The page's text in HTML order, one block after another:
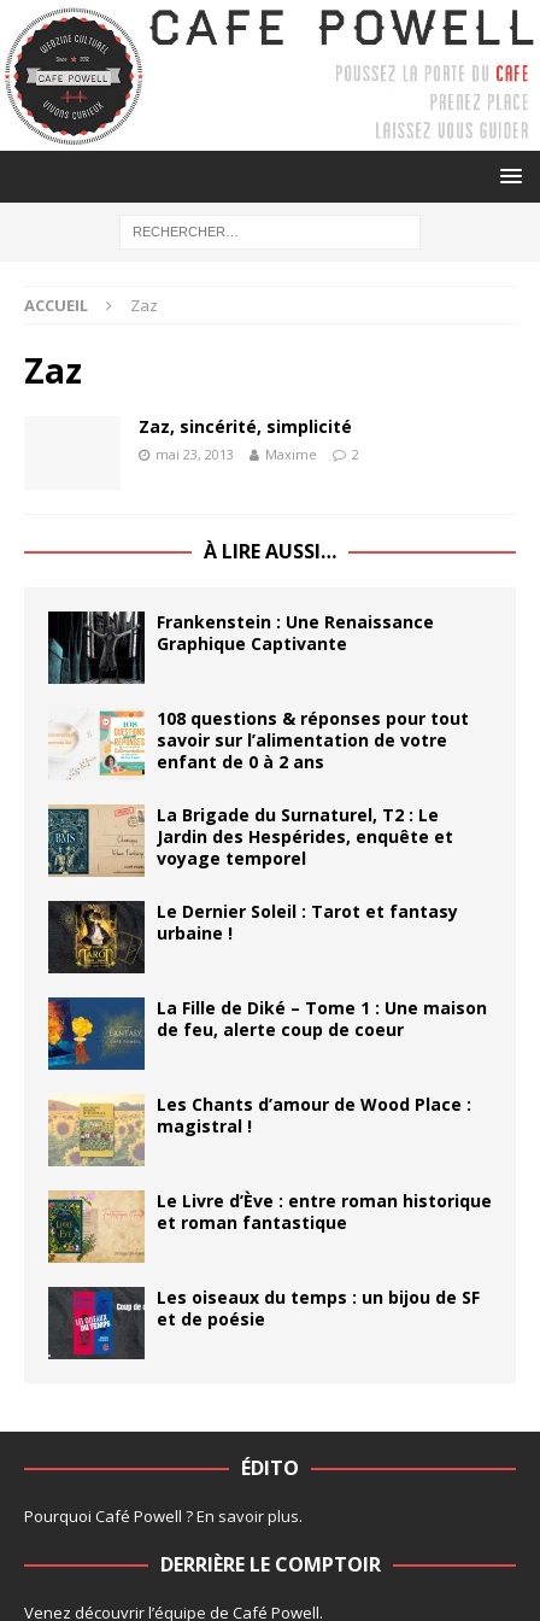
ACCUEIL Zaz
Zaz
Zaz, sincérité, simplicité
mai 23, 2013 Maxime 2
À LIRE AUSSI…
Frankenstein : Une Renaissance
Graphique Captivante
108 questions & réponses pour tout
savoir sur l’alimentation de votre
enfant de 0 à 2 ans
La Brigade du Surnaturel, T2 : Le
Jardin des Hespérides, enquête et
voyage temporel
Le Dernier Soleil : Tarot et fantasy
urbaine !
La Fille de Diké – Tome 1 : Une maison
de feu, alerte coup de coeur
Les Chants d’amour de Wood Place :
magistral !
Le Livre d’Ève : entre roman historique
et roman fantastique
Les oiseaux du temps : un bijou de SF
et de poésie
ÉDITO
Pourquoi Café Powell ?En savoir plus.
DERRIÈRE LE COMPTOIR
Venez découvrir l’équipe de Café Powell.